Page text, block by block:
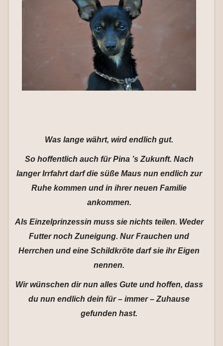
Was lange währt, wird endlich gut.
So hoffentlich auch für Pina ’s Zukunft. Nach
langer Irrfahrt darf die süße Maus nun endlich zur
Ruhe kommen und in ihrer neuen Familie
ankommen.
Als Einzelprinzessin muss sie nichts teilen. Weder
Futter noch Zuneigung. Nur Frauchen und
Herrchen und eine Schildkröte darf sie ihr Eigen
nennen.
Wir wünschen dir nun alles Gute und hoffen, dass
du nun endlich dein für – immer – Zuhause
gefunden hast.